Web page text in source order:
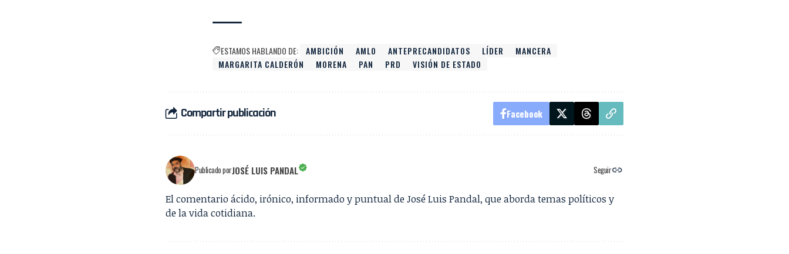
ESTAMOS HABLANDO DE: AMBICIÓN AMLO ANTEPRECANDIDATOS LÍDER
MANCERA
MARGARITA CALDERÓN
MORENA PAN PRD VISIÓN DE ESTADO
Compartir publicación Facebook
Publicado porJOSÉ LUIS PANDAL Seguir
El comentario ácido, irónico, informado y puntual de José Luis Pandal, que aborda temas políticos y
de la vida cotidiana.